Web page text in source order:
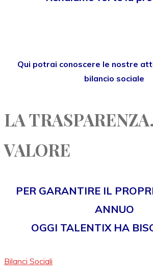
Qui potrai conoscere le nostre
bilancio sociale
LA
VALORE
PER GARANTIRE IL
ANNUO
OGGI TALENTIX HA
Bilanci Sociali